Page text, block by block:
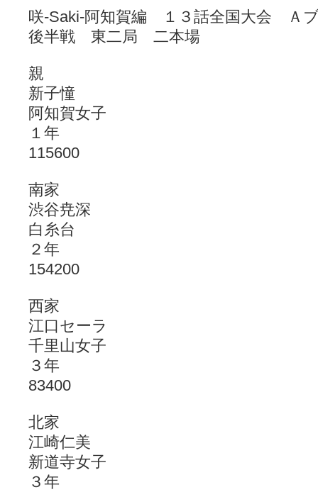
咲-Saki-阿知賀編 １３話全国大会
後半戦 東二局 二本場
親
新子憧
阿知賀女子
１年
115600
南家
渋谷尭深
白糸台
２年
154200
西家
江口セーラ
千里山女子
３年
83400
北家
江崎仁美
新道寺女子
３年